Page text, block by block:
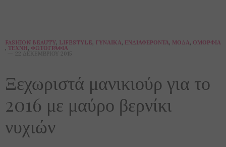
FASHION BEAUTY, LIFESTYLE, ΓΥΝΑΊΚΑ, ΕΝΔΙΑΦΈΡΟΝΤΑ, ΜΌΔΑ, ΟΜΟΡΦΙΆ
, ΤΈΧΝΗ, ΦΩΤΟΓΡΑΦΊΑ
22 ΔΕΚΕΜΒΡΊΟΥ 2015
Ξεχωριστά μανικιούρ για το
2016 με μαύρο βερνίκι
νυχιών